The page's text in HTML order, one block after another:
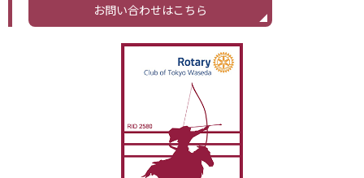
お問い合わせはこちら